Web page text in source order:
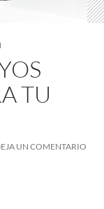
TU
UN COMENTARIO